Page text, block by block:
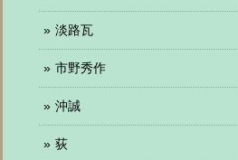
淡路瓦
市野秀作
沖誠
荻